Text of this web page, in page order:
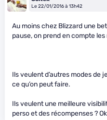
Le 22/01/2016 à 13h42
Au moins chez Blizzard une
pause, on prend en compte
Ils veulent d’autres modes de
ce qu’on peut faire.
Ils veulent une meilleure
perso et des récompenses ?